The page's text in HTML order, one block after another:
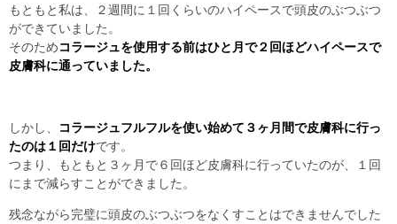
もともと私は、２週間に１回くらいのハイペースで頭皮のぶつぶつ
ができていました。
そのためコラージュを使用する前はひと月で２回ほどハイペースで
皮膚科に通っていました。
しかし、
コラージュフルフルを使い始めて３ヶ月間で皮膚科に行っ
たのは１回だけです。
つまり、もともと３ヶ月で６回ほど皮膚科に行っていたのが、１回
にまで減らすことができました。
残念ながら完璧に頭皮のぶつぶつをなくすことはできませんでした